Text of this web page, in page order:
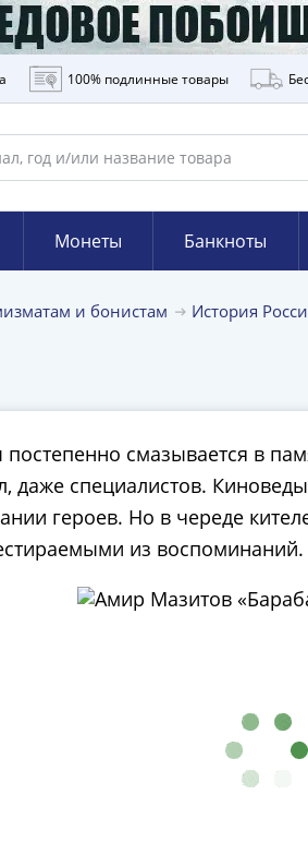
100% подлинные товары
Монеты Банкноты
и бонистам История
смазывается в
даже специалистов.
героев. Но в череде
из